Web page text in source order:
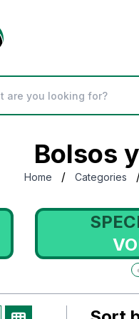
Bolsos
Home / Categories